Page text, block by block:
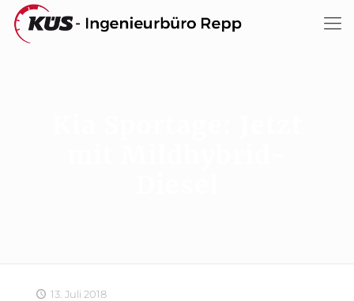
13. Juli 2018